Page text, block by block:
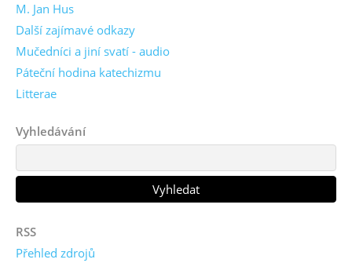
M. Jan Hus
Další zajímavé odkazy
Mučedníci a jiní svatí - audio
Páteční hodina katechizmu
Litterae
Vyhledávání
RSS
Přehled zdrojů